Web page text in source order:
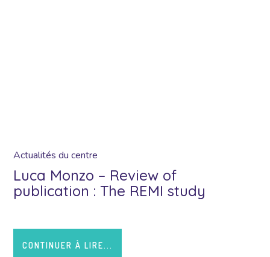
Actualités du centre
Luca Monzo – Review of
publication : The REMI study
CONTINUER À LIRE...